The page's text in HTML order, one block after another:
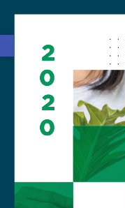
Barra de Ferramentas Aberta